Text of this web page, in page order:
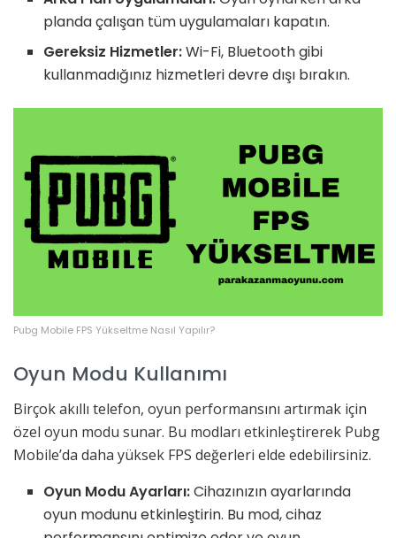
planda çalışan tüm uygulamaları kapatın.
Gereksiz Hizmetler:Wi-Fi, Bluetooth gibi
kullanmadığınız hizmetleri devre dışı bırakın.
Pubg Mobile FPS Yükseltme Nasıl Yapılır?
Oyun Modu Kullanımı
Birçok akıllı telefon, oyun performansını artırmak için
özel oyun modu sunar. Bu modları etkinleştirerek Pubg
Mobile’da daha yüksek FPS değerleri elde edebilirsiniz.
Oyun Modu Ayarları:Cihazınızın ayarlarında
oyun modunu etkinleştirin. Bu mod, cihaz